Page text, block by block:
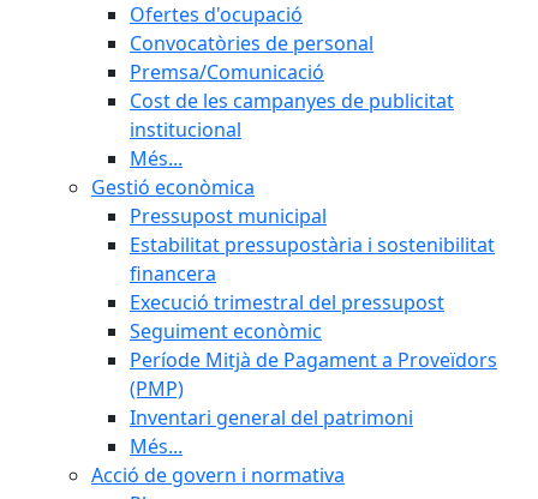
Ofertes d'ocupació
Convocatòries de personal
Premsa/Comunicació
Cost de les campanyes de publicitat
institucional
Més...
Gestió econòmica
Pressupost municipal
Estabilitat pressupostària i sostenibilitat
financera
Execució trimestral del pressupost
Seguiment econòmic
Període Mitjà de Pagament a Proveïdors
(PMP)
Inventari general del patrimoni
Més...
Acció de govern i normativa